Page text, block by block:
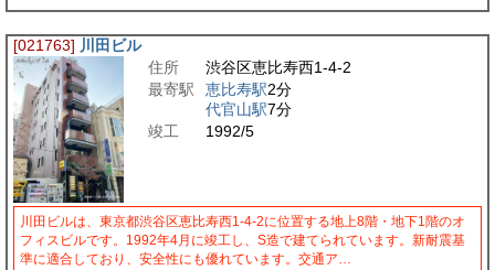
[021763] 川田ビル
住所
渋谷区恵比寿西1-4-2
最寄駅
恵比寿駅2分
代官山駅7分
竣工
1992/5
川田ビルは、東京都渋谷区恵比寿西1-4-2に位置する地上8階・地下1階のオ
フィスビルです。1992年4月に竣工し、S造で建てられています。新耐震基
準に適合しており、安全性にも優れています。交通ア…